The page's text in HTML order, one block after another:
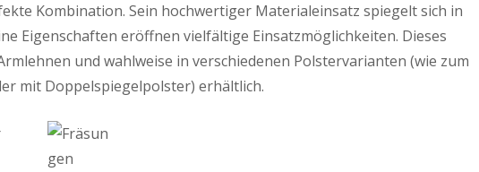
Kombination. Sein hochwertiger Materialeinsatz spiegelt sich in
Eigenschaften eröffnen vielfältige Einsatzmöglichkeiten. Dieses
und wahlweise in verschiedenen Polstervarianten (wie zum
mit Doppelspiegelpolster) erhältlich.